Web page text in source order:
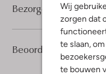
Wij
zorgen dat
te slaan,
te bouwen
Beoordelingen (2)
Bezorgen &